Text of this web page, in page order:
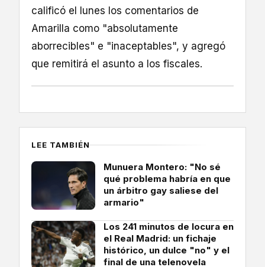
calificó el lunes los comentarios de
Amarilla como "absolutamente
aborrecibles" e "inaceptables", y agregó
que remitirá el asunto a los fiscales.
LEE TAMBIÉN
Munuera Montero: "No sé
qué problema habría en que
un árbitro gay saliese del
armario"
Los 241 minutos de locura en
el Real Madrid: un fichaje
histórico, un dulce "no" y el
final de una telenovela